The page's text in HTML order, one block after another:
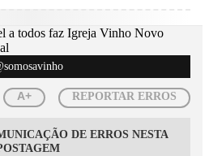
A+ REPORTAR ERROS
DE ERROS NESTA